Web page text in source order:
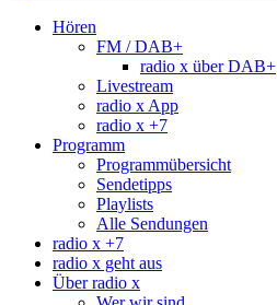
Hören
FM / DAB+
radio x über DAB+
Livestream
radio x App
radio x +7
Programm
Programmübersicht
Sendetipps
Playlists
Alle Sendungen
radio x +7
radio x geht aus
Über radio x